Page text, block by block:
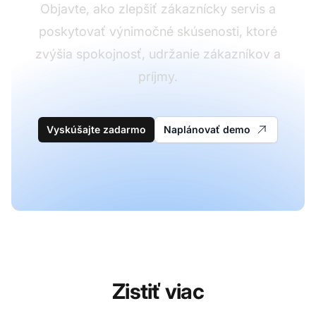
Objavte, ako zlepšiť zákaznícky servis a
poskytovať výnimočné skúsenosti, ktoré
zvýšia spokojnosť, udržanie zákazníkov a
príjmy.
Vyskúšajte zadarmo Naplánovať demo
Zistiť viac